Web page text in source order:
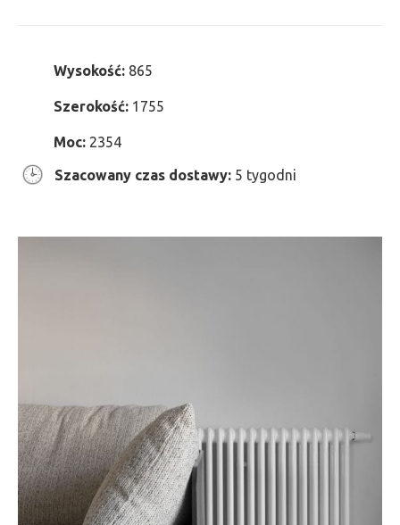
Wysokość: 865
Szerokość: 1755
Moc: 2354
Szacowany czas dostawy: 5 tygodni